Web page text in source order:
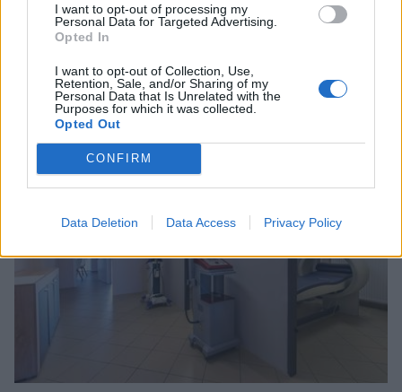
I want to opt-out of processing my
Personal Data for Targeted Advertising.
Opted In
I want to opt-out of Collection, Use,
Retention, Sale, and/or Sharing of my
Personal Data that Is Unrelated with the
Purposes for which it was collected.
Opted Out
CONFIRM
Data Deletion Data Access Privacy Policy
Σπάρτη: Πωλείται η επιχείρηση «Χρόνος -
Καλλιτεχνικό Βιβλιοπωλείο»
07/03/2026 20:05